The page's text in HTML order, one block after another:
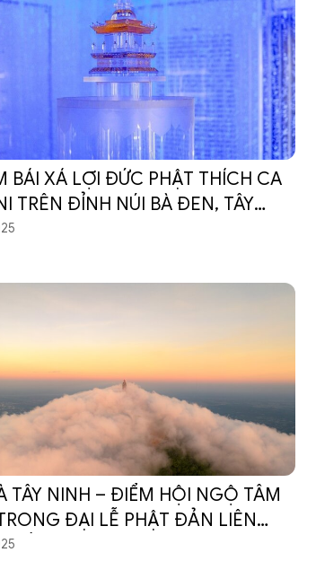
BÁI XÁ LỢI ĐỨC PHẬT THÍCH CA
TRÊN ĐỈNH NÚI BÀ ĐEN, TÂY
TÂY NINH – ĐIỂM HỘI NGỘ TÂM
ĐẠI LỄ PHẬT ĐẢN LIÊN
VESAK 2025